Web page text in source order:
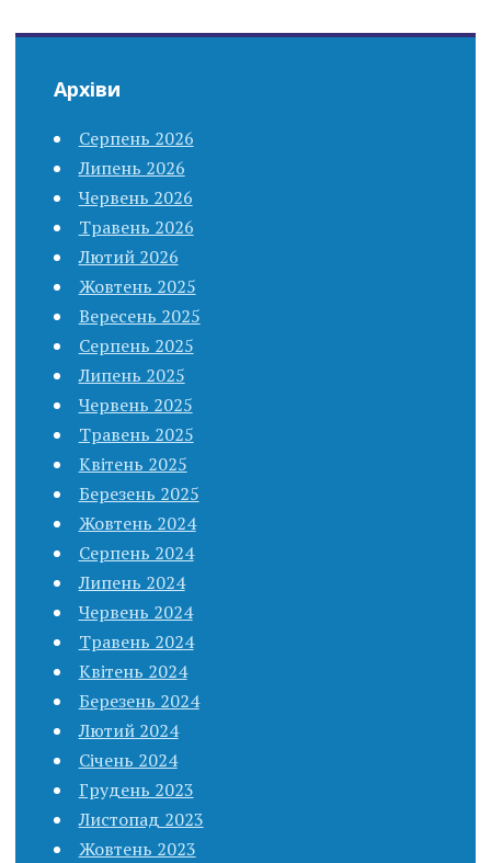
Архіви
Серпень 2026
Липень 2026
Червень 2026
Травень 2026
Лютий 2026
Жовтень 2025
Вересень 2025
Серпень 2025
Липень 2025
Червень 2025
Травень 2025
Квітень 2025
Березень 2025
Жовтень 2024
Серпень 2024
Липень 2024
Червень 2024
Травень 2024
Квітень 2024
Березень 2024
Лютий 2024
Січень 2024
Грудень 2023
Листопад 2023
Жовтень 2023